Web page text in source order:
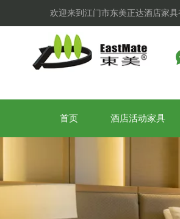
欢迎来到江门市东美正达酒店家具
首页 酒店活动家具